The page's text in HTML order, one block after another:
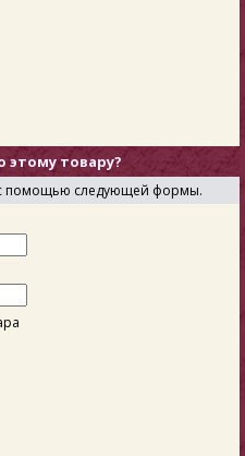
этому товару?
помощью следующей формы.